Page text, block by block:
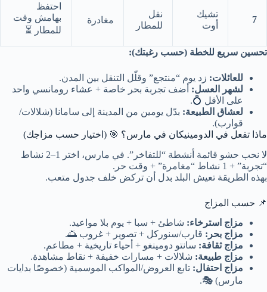
7
تشيك
أوت
نقل
للمطار
مغادرة
احتفظ
بهامش وقت
للمطار ⏳
تحسين سريع للخطة (حسب رغبتك):
للعائلات: زد يوم “منتجع” وقلّل التنقل بين المدن.
لشهر العسل: أضف تجربة بحر خاصة + عشاء رومانسي واحد
على الأقل 💍.
لعشاق الطبيعة: بدّل يومين من المدينة إلى سامانا (شلالات/
قوارب).
ماذا تفعل في الدومينيكان في مارس؟ 🎯 (اختيار حسب مزاجك)
لا نحب حشو قائمة أنشطة “للتفاخر”. في مارس، اختر 1–2 نشاط
“تجربة” + 1 نشاط “مغامرة” + وقت حر.
بهذه الطريقة تعيش البلد بدل أن تركض خلف جدول متعب.
📌 حسب المزاج
مزاج استرخاء: شاطئ + سبا + يوم بلا مواعيد.
مزاج بحر: قارب/سنوركل + تصوير + غروب 🌅.
مزاج ثقافة: سانتو دومينغو + أحياء تاريخية + مطاعم.
مزاج طبيعة: شلالات + مسارات خفيفة + نقاط مشاهدة.
مزاج احتفال: تابع العروض/المواكب الموسمية (خصوصًا بدايات
مارس) 🎭.